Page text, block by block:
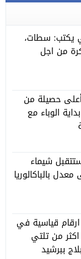
يكتب: سطات،
من اجل
حصيلة من
الوباء مع
شيماء
أعلى معدل بالباكالوريا
قياسية في
من تلتي
ببرشيد